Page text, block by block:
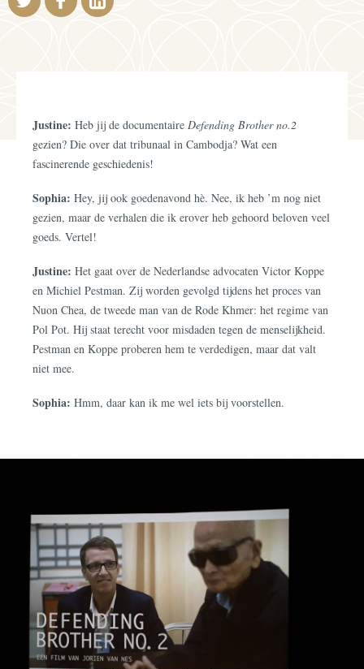
Justine: Heb jij de documentaire Defending Brother no.2
gezien? Die over dat tribunaal in Cambodja? Wat een
fascinerende geschiedenis!
Sophia: Hey, jij ook goedenavond hè. Nee, ik heb ’m nog niet
gezien, maar de verhalen die ik erover heb gehoord beloven veel
goeds. Vertel!
Justine: Het gaat over de Nederlandse advocaten Victor Koppe
en Michiel Pestman. Zij worden gevolgd tijdens het proces van
Nuon Chea, de tweede man van de Rode Khmer: het regime van
Pol Pot. Hij staat terecht voor misdaden tegen de menselijkheid.
Pestman en Koppe proberen hem te verdedigen, maar dat valt
niet mee.
Sophia: Hmm, daar kan ik me wel iets bij voorstellen.